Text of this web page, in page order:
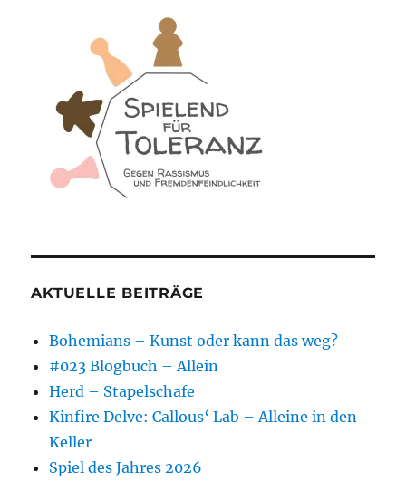
AKTUELLE BEITRÄGE
Bohemians – Kunst oder kann das weg?
#023 Blogbuch – Allein
Herd – Stapelschafe
Kinfire Delve: Callous‘ Lab – Alleine in den
Keller
Spiel des Jahres 2026